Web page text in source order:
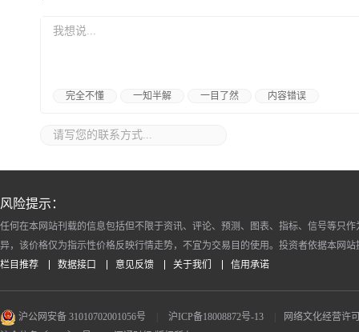
完全不懂 一知半解 一目了然 内容错误
风险提示：
任何在本网站刊载的信息包括但不限于资讯、评论、预测、图表、指标、信号等只
异，该价格仅为指示性价格反映行情走势，不宜为交易目的使用。投资者依据本网
栏目推荐
数据接口 意见反馈 关于我们 信用承诺
沪公网安备 31010702001056号 沪ICP备18008872号-13
网络文化经营许